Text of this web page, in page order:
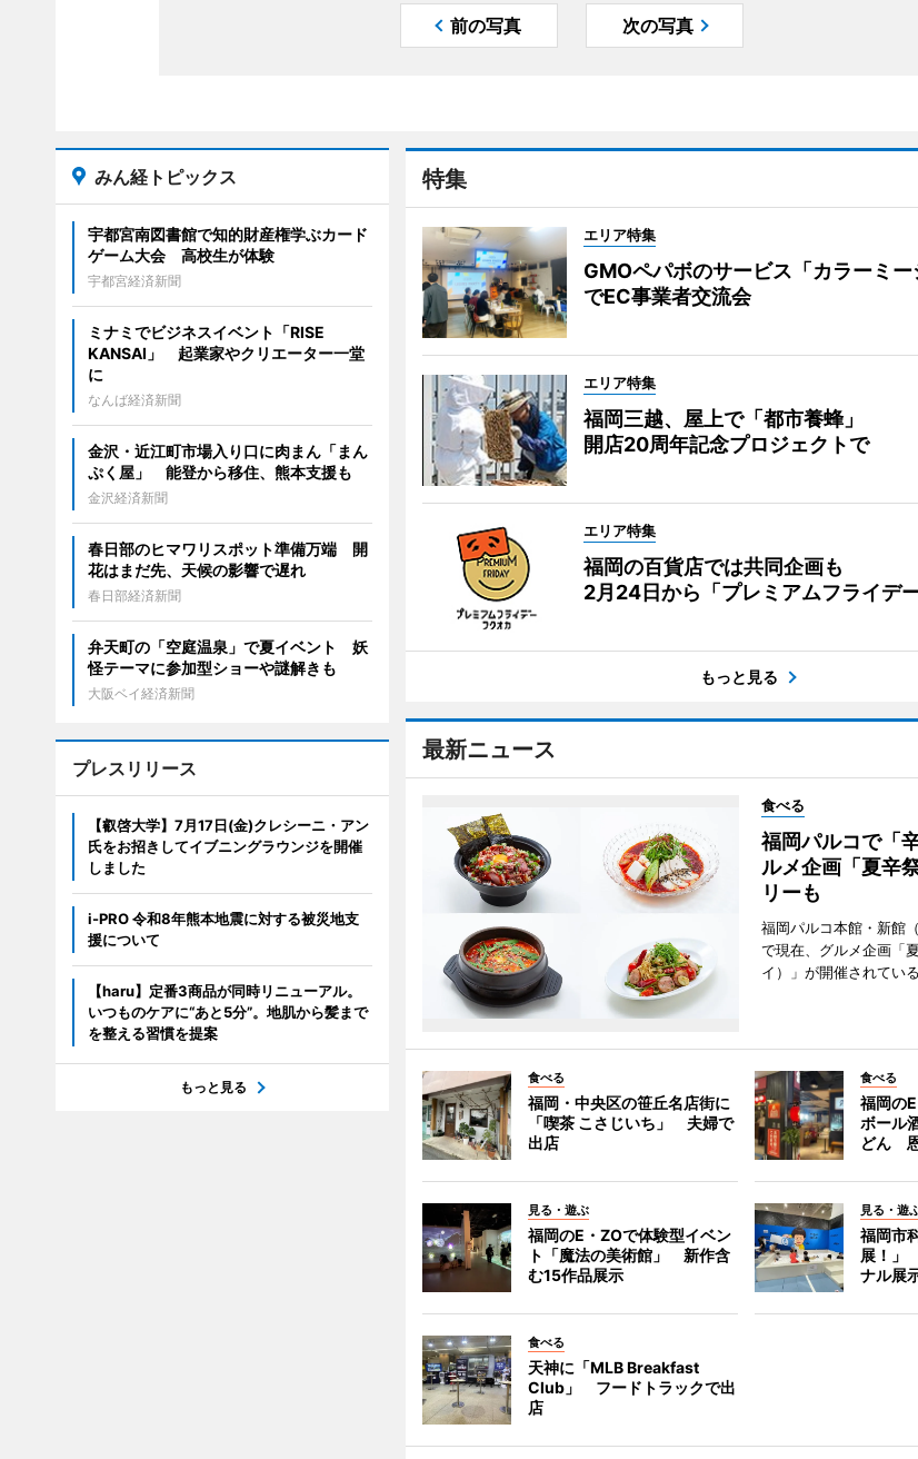
前の写真 次の写真
特集
エリア特集
GMOペパボのサービス「カラーミー
でEC事業者交流会
エリア特集
福岡三越、屋上で「都市養蜂」
開店20周年記念プロジェクトで
エリア特集
福岡の百貨店では共同企画も
2月24日から「プレミアムフライデー
もっと見る
最新ニュース
食べる
福岡パルコで「
ルメ企画「夏辛
リーも
福岡パルコ本館・新館
で現在、グルメ企画「
イ）」が開催されている
食べる
福岡・中央区の笹丘名店街に
「喫茶 こさじいち」 夫婦で
出店
食べる
福岡の
ボール
どん 恩
見る・遊ぶ
福岡のE・ZOで体験型イベン
ト「魔法の美術館」 新作含
む15作品展示
見る・遊
福岡市
展！」
ナル展
食べる
天神に「MLB Breakfast
Club」 フードトラックで出
店
みん経トピックス
宇都宮南図書館で知的財産権学ぶカード
ゲーム大会 高校生が体験
宇都宮経済新聞
ミナミでビジネスイベント「RISE
KANSAI」 起業家やクリエーター一堂
に
なんば経済新聞
金沢・近江町市場入り口に肉まん「まん
ぷく屋」 能登から移住、熊本支援も
金沢経済新聞
春日部のヒマワリスポット準備万端 開
花はまだ先、天候の影響で遅れ
春日部経済新聞
弁天町の「空庭温泉」で夏イベント 妖
怪テーマに参加型ショーや謎解きも
大阪ベイ経済新聞
プレスリリース
【叡啓大学】7月17日(金)クレシーニ・アン
氏をお招きしてイブニングラウンジを開催
しました
i-PRO 令和8年熊本地震に対する被災地支
援について
【haru】定番3商品が同時リニューアル。
いつものケアに“あと5分”。地肌から髪まで
を整える習慣を提案
もっと見る